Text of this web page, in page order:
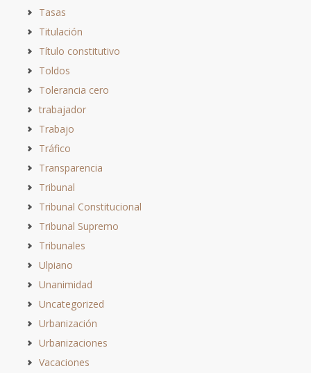
Tasas
Titulación
Título constitutivo
Toldos
Tolerancia cero
trabajador
Trabajo
Tráfico
Transparencia
Tribunal
Tribunal Constitucional
Tribunal Supremo
Tribunales
Ulpiano
Unanimidad
Uncategorized
Urbanización
Urbanizaciones
Vacaciones